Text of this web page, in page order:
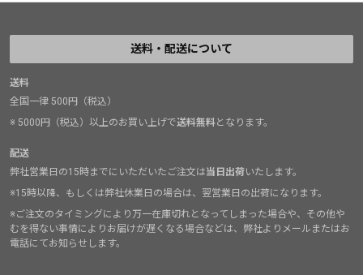
送料・配送について
送料
全国一律 500円（税込）
※ 5000円（税込）以上のお買い上げで送料無料となります。
配送
弊社営業日の15時までにいただいたご注文は当日出荷いたします。
※15時以降、もしくは弊社休業日の場合は、翌営業日の出荷になります。
※ご注文のタイミングにより万一在庫切れとなってしまった場合や、その他や
むを得ない事情によりお届けが遅くなる場合などは、弊社よりメールまたはお
電話にてお知らせします。